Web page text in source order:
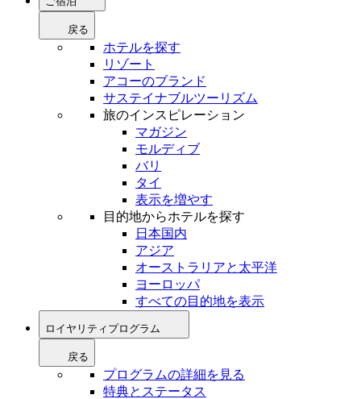
戻る
ホテルを探す
リゾート
アコーのブランド
サステイナブルツーリズム
旅のインスピレーション
マガジン
モルディブ
バリ
タイ
表示を増やす
目的地からホテルを探す
日本国内
アジア
オーストラリアと太平洋
ヨーロッパ
すべての目的地を表示
ロイヤリティプログラム
戻る
プログラムの詳細を見る
特典とステータス